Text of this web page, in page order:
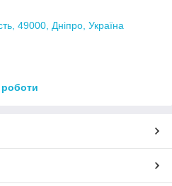
49000, Дніпро, Україна
роботи